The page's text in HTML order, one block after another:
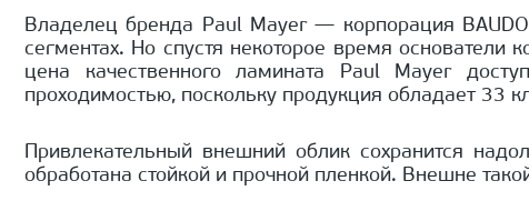
Владелец бренда Paul Mayer — корпорация
сегментах. Но спустя некоторое время
цена качественного ламината Paul Mayer
проходимостью, поскольку продукция обладает 33
Привлекательный внешний облик сохранится
обработана стойкой и прочной пленкой. Внешне